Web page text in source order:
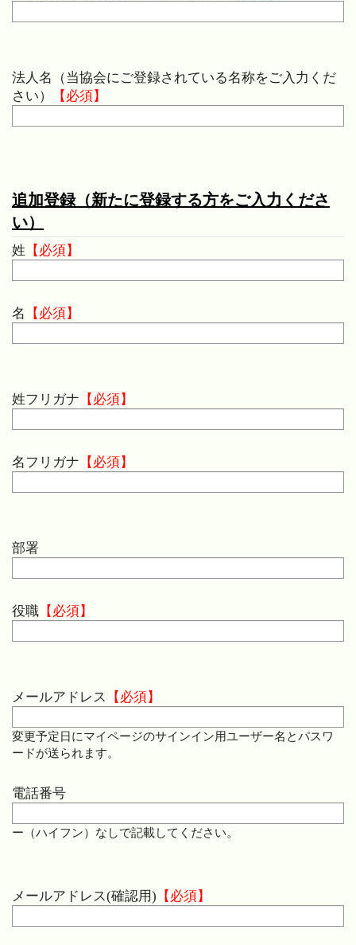
法人名（当協会にご登録されている名称をご入力くだ
さい）
追加登録（新たに登録する方をご入力くださ
い）
姓
名
姓フリガナ
名フリガナ
部署
役職
メールアドレス
変更予定日にマイページのサインイン用ユーザー名とパスワ
ードが送られます。
電話番号
ー（ハイフン）なしで記載してください。
メールアドレス(確認用)